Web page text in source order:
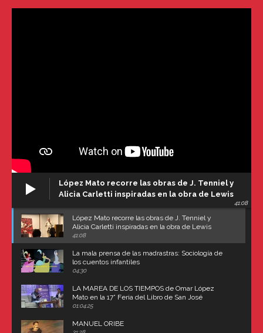
López Mato recorre las obras de J. Tenniel y
Alicia Carletti inspiradas en la obra de Lewis
41:08
López Mato recorre las obras de J. Tenniel y
Alicia Carletti inspiradas en la obra de Lewis
Carroll
41:08
La mala prensa de las madrastras: Sociología de
los cuentos infantiles
04:30
LA MAREA DE LOS TIEMPOS de Omar López
Mato en la 17° Feria del Libro de San José
(Uruguay)
01:04:25
MANUEL ORIBE